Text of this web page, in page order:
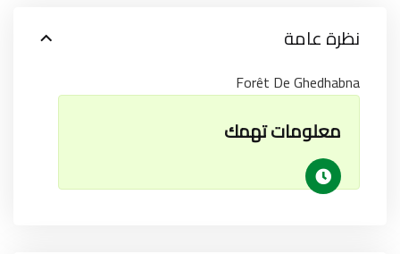
نظرة عامة
Forêt De Ghedhabna
معلومات تهمك